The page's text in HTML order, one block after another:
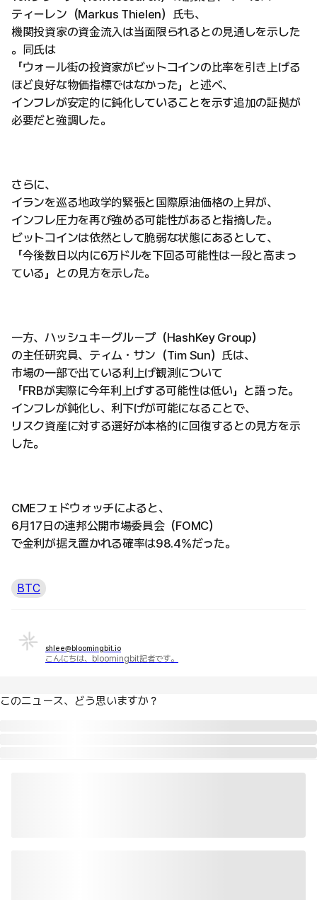
ティーレン（Markus Thielen）氏も、
機関投資家の資金流入は当面限られるとの見通しを示した
。同氏は
「ウォール街の投資家がビットコインの比率を引き上げる
ほど良好な物価指標ではなかった」と述べ、
インフレが安定的に鈍化していることを示す追加の証拠が
必要だと強調した。
さらに、
イランを巡る地政学的緊張と国際原油価格の上昇が、
インフレ圧力を再び強める可能性があると指摘した。
ビットコインは依然として脆弱な状態にあるとして、
「今後数日以内に6万ドルを下回る可能性は一段と高まっ
ている」との見方を示した。
一方、ハッシュキーグループ（HashKey Group）
の主任研究員、ティム・サン（Tim Sun）氏は、
市場の一部で出ている利上げ観測について
「FRBが実際に今年利上げする可能性は低い」と語った。
インフレが鈍化し、利下げが可能になることで、
リスク資産に対する選好が本格的に回復するとの見方を示
した。
CMEフェドウォッチによると、
6月17日の連邦公開市場委員会（FOMC）
で金利が据え置かれる確率は98.4%だった。
BTC
shlee@bloomingbit.io
こんにちは、bloomingbit記者です。
このニュース、どう思いますか？